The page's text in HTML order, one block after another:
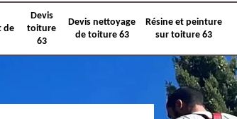
de
Devis
toiture
63
Devis nettoyage
de toiture 63
Résine et peinture
sur toiture 63